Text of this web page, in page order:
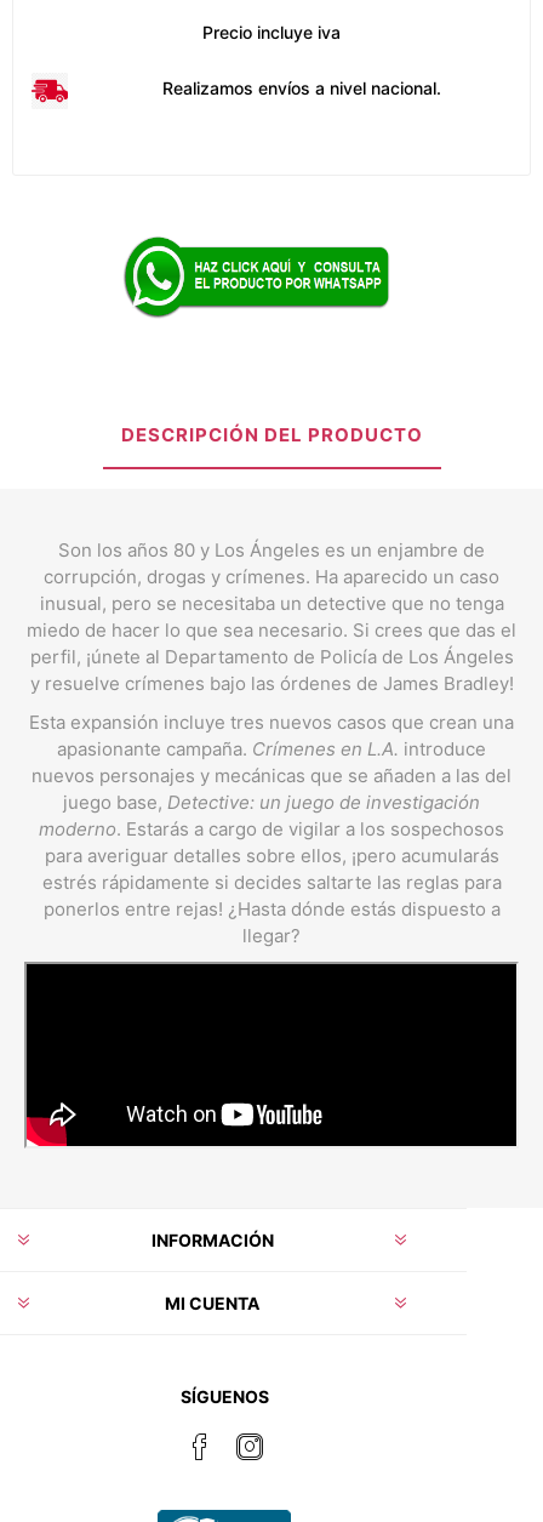
Precio incluye iva
Realizamos envíos a nivel nacional.
DESCRIPCIÓN DEL PRODUCTO
Son los años 80 y Los Ángeles es un enjambre de
corrupción, drogas y crímenes. Ha aparecido un caso
inusual, pero se necesitaba un detective que no tenga
miedo de hacer lo que sea necesario. Si crees que das el
perfil, ¡únete al Departamento de Policía de Los Ángeles
y resuelve crímenes bajo las órdenes de James Bradley!
Esta expansión incluye tres nuevos casos que crean una
apasionante campaña. Crímenes en L.A. introduce
nuevos personajes y mecánicas que se añaden a las del
juego base, Detective: un juego de investigación
moderno. Estarás a cargo de vigilar a los sospechosos
para averiguar detalles sobre ellos, ¡pero acumularás
estrés rápidamente si decides saltarte las reglas para
ponerlos entre rejas! ¿Hasta dónde estás dispuesto a
llegar?
INFORMACIÓN
MI CUENTA
SÍGUENOS